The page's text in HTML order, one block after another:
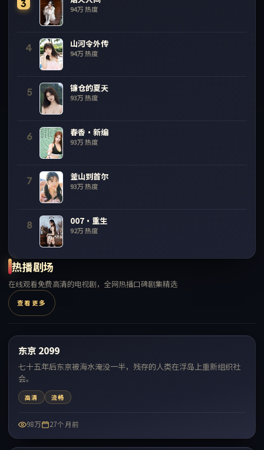
3 94万热度
4 山河令外传
94万热度
5 镰仓的夏天
93万热度
6 春香·新编
93万热度
7 釜山到首尔
93万热度
8 007·重生
92万热度
热播剧场
在线观看免费高清的电视剧，全网热播口碑剧集精选
查看更多
热门
东京 2099
七十五年后东京被海水淹没一半，残存的人类在浮岛上重新组织社
会。
高清 流畅
98万 27个月前